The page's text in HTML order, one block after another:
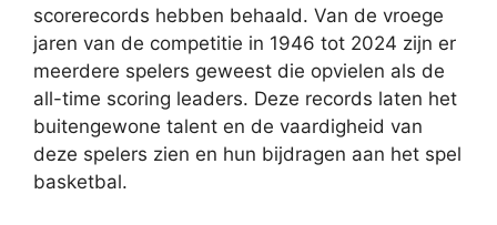
scorerecords hebben behaald. Van de vroege
jaren van de competitie in 1946 tot 2024 zijn er
meerdere spelers geweest die opvielen als de
all-time scoring leaders. Deze records laten het
buitengewone talent en de vaardigheid van
deze spelers zien en hun bijdragen aan het spel
basketbal.